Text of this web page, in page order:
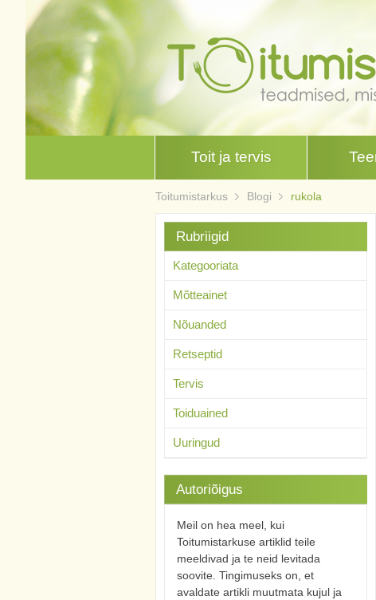
Toit ja tervis
Toitumistarkus Blogi rukola
Rubriigid
Kategooriata
Mõtteainet
Nõuanded
Retseptid
Tervis
Toiduained
Uuringud
Autoriõigus
Meil on hea meel, kui
Toitumistarkuse artiklid teile
meeldivad ja te neid levitada
soovite. Tingimuseks on, et
avaldate artikli muutmata kujul ja